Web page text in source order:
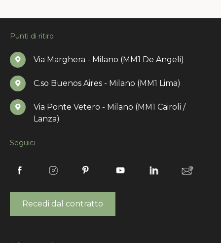
Punti di ritiro
Via Marghera - Milano (MM1 De Angeli)
C.so Buenos Aires - Milano (MM1 Lima)
Via Ponte Vetero - Milano (MM1 Cairoli /
Lanza)
Seguici
Recedi dal contratto